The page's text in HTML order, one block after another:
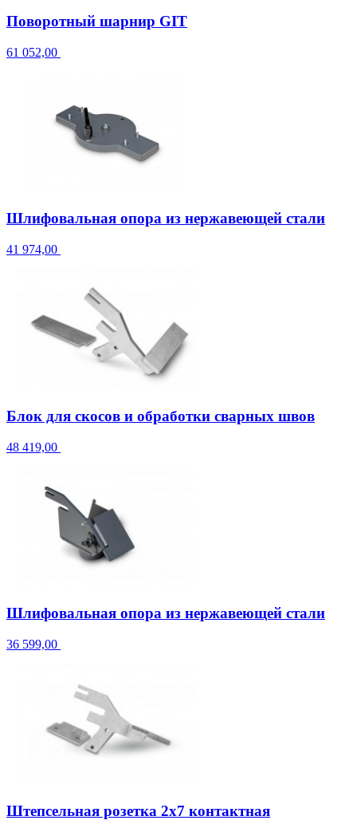
Поворотный шарнир GIT
61 052,00
Шлифовальная опора из нержавеющей стали
41 974,00
Блок для скосов и обработки сварных швов
48 419,00
Шлифовальная опора из нержавеющей стали
36 599,00
Штепсельная розетка 2x7 контактная